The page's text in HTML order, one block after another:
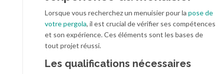
Lorsque vous recherchez un menuisier pour la pose de
votre pergola, il est crucial de vérifier ses compétences
et son expérience. Ces éléments sont les bases de
tout projet réussi.
Les qualifications nécessaires